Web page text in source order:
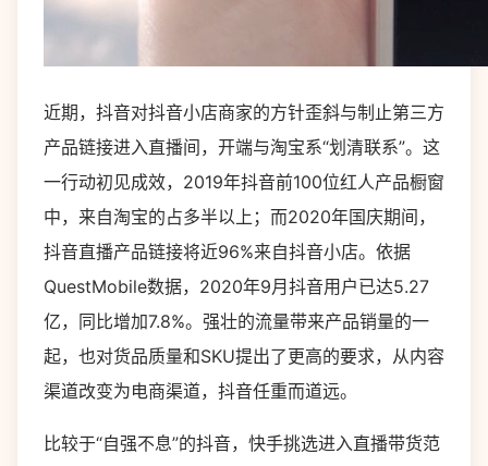
近期，抖音对抖音小店商家的方针歪斜与制止第三方
产品链接进入直播间，开端与淘宝系“划清联系”。这
一行动初见成效，2019年抖音前100位红人产品橱窗
中，来自淘宝的占多半以上；而2020年国庆期间，
抖音直播产品链接将近96%来自抖音小店。依据
QuestMobile数据，2020年9月抖音用户已达5.27
亿，同比增加7.8%。强壮的流量带来产品销量的一
起，也对货品质量和SKU提出了更高的要求，从内容
渠道改变为电商渠道，抖音任重而道远。
比较于“自强不息”的抖音，快手挑选进入直播带货范